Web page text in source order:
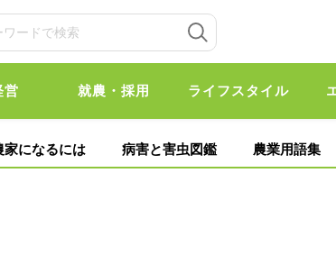
営 就農・採用 ライフスタイル
家になるには 病害と害虫図鑑 農業用語集